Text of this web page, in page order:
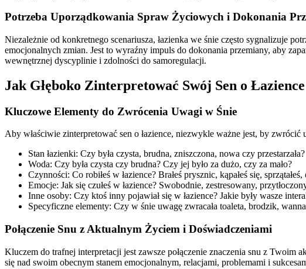
Potrzeba Uporządkowania Spraw Życiowych i Dokonania
Niezależnie od konkretnego scenariusza, łazienka we śnie często sygnalizuje
emocjonalnych zmian. Jest to wyraźny impuls do dokonania przemiany, aby
wewnętrznej dyscyplinie i zdolności do samoregulacji.
Jak Głęboko Zinterpretować Swój Sen o Łazience
Kluczowe Elementy do Zwrócenia Uwagi w Śnie
Aby właściwie zinterpretować sen o łazience, niezwykle ważne jest, by zwrócić
Stan łazienki: Czy była czysta, brudna, zniszczona, nowa czy przestarzała?
Woda: Czy była czysta czy brudna? Czy jej było za dużo, czy za mało?
Czynności: Co robiłeś w łazience? Brałeś prysznic, kąpałeś się,
Emocje: Jak się czułeś w łazience? Swobodnie, zestresowany,
Inne osoby: Czy ktoś inny pojawiał się w łazience? Jakie były wasze
Specyficzne elementy: Czy w śnie uwagę zwracała toaleta, brodzik,
Połączenie Snu z Aktualnym Życiem i Doświadczeniami
Kluczem do trafnej interpretacji jest zawsze połączenie znaczenia snu z
się nad swoim obecnym stanem emocjonalnym, relacjami, problemami i